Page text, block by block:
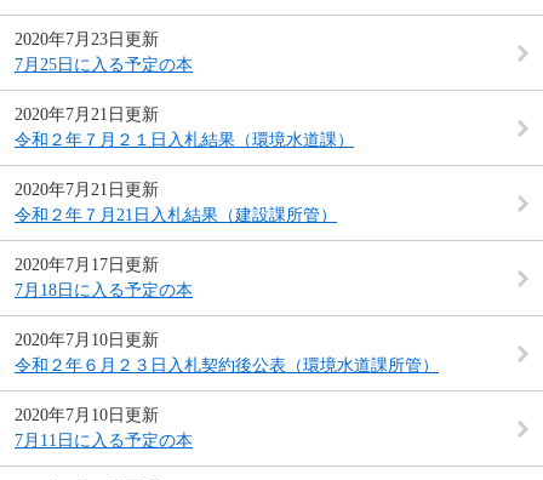
2020年7月23日更新
7月25日に入る予定の本
2020年7月21日更新
令和２年７月２１日入札結果（環境水道課）
2020年7月21日更新
令和２年７月21日入札結果（建設課所管）
2020年7月17日更新
7月18日に入る予定の本
2020年7月10日更新
令和２年６月２３日入札契約後公表（環境水道課所管）
2020年7月10日更新
7月11日に入る予定の本